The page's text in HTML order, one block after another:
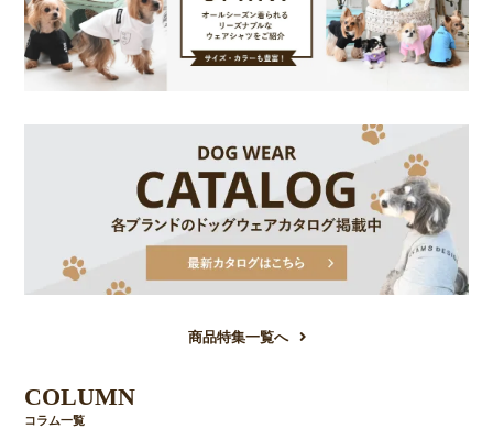
商品特集一覧へ
COLUMN
コラム一覧